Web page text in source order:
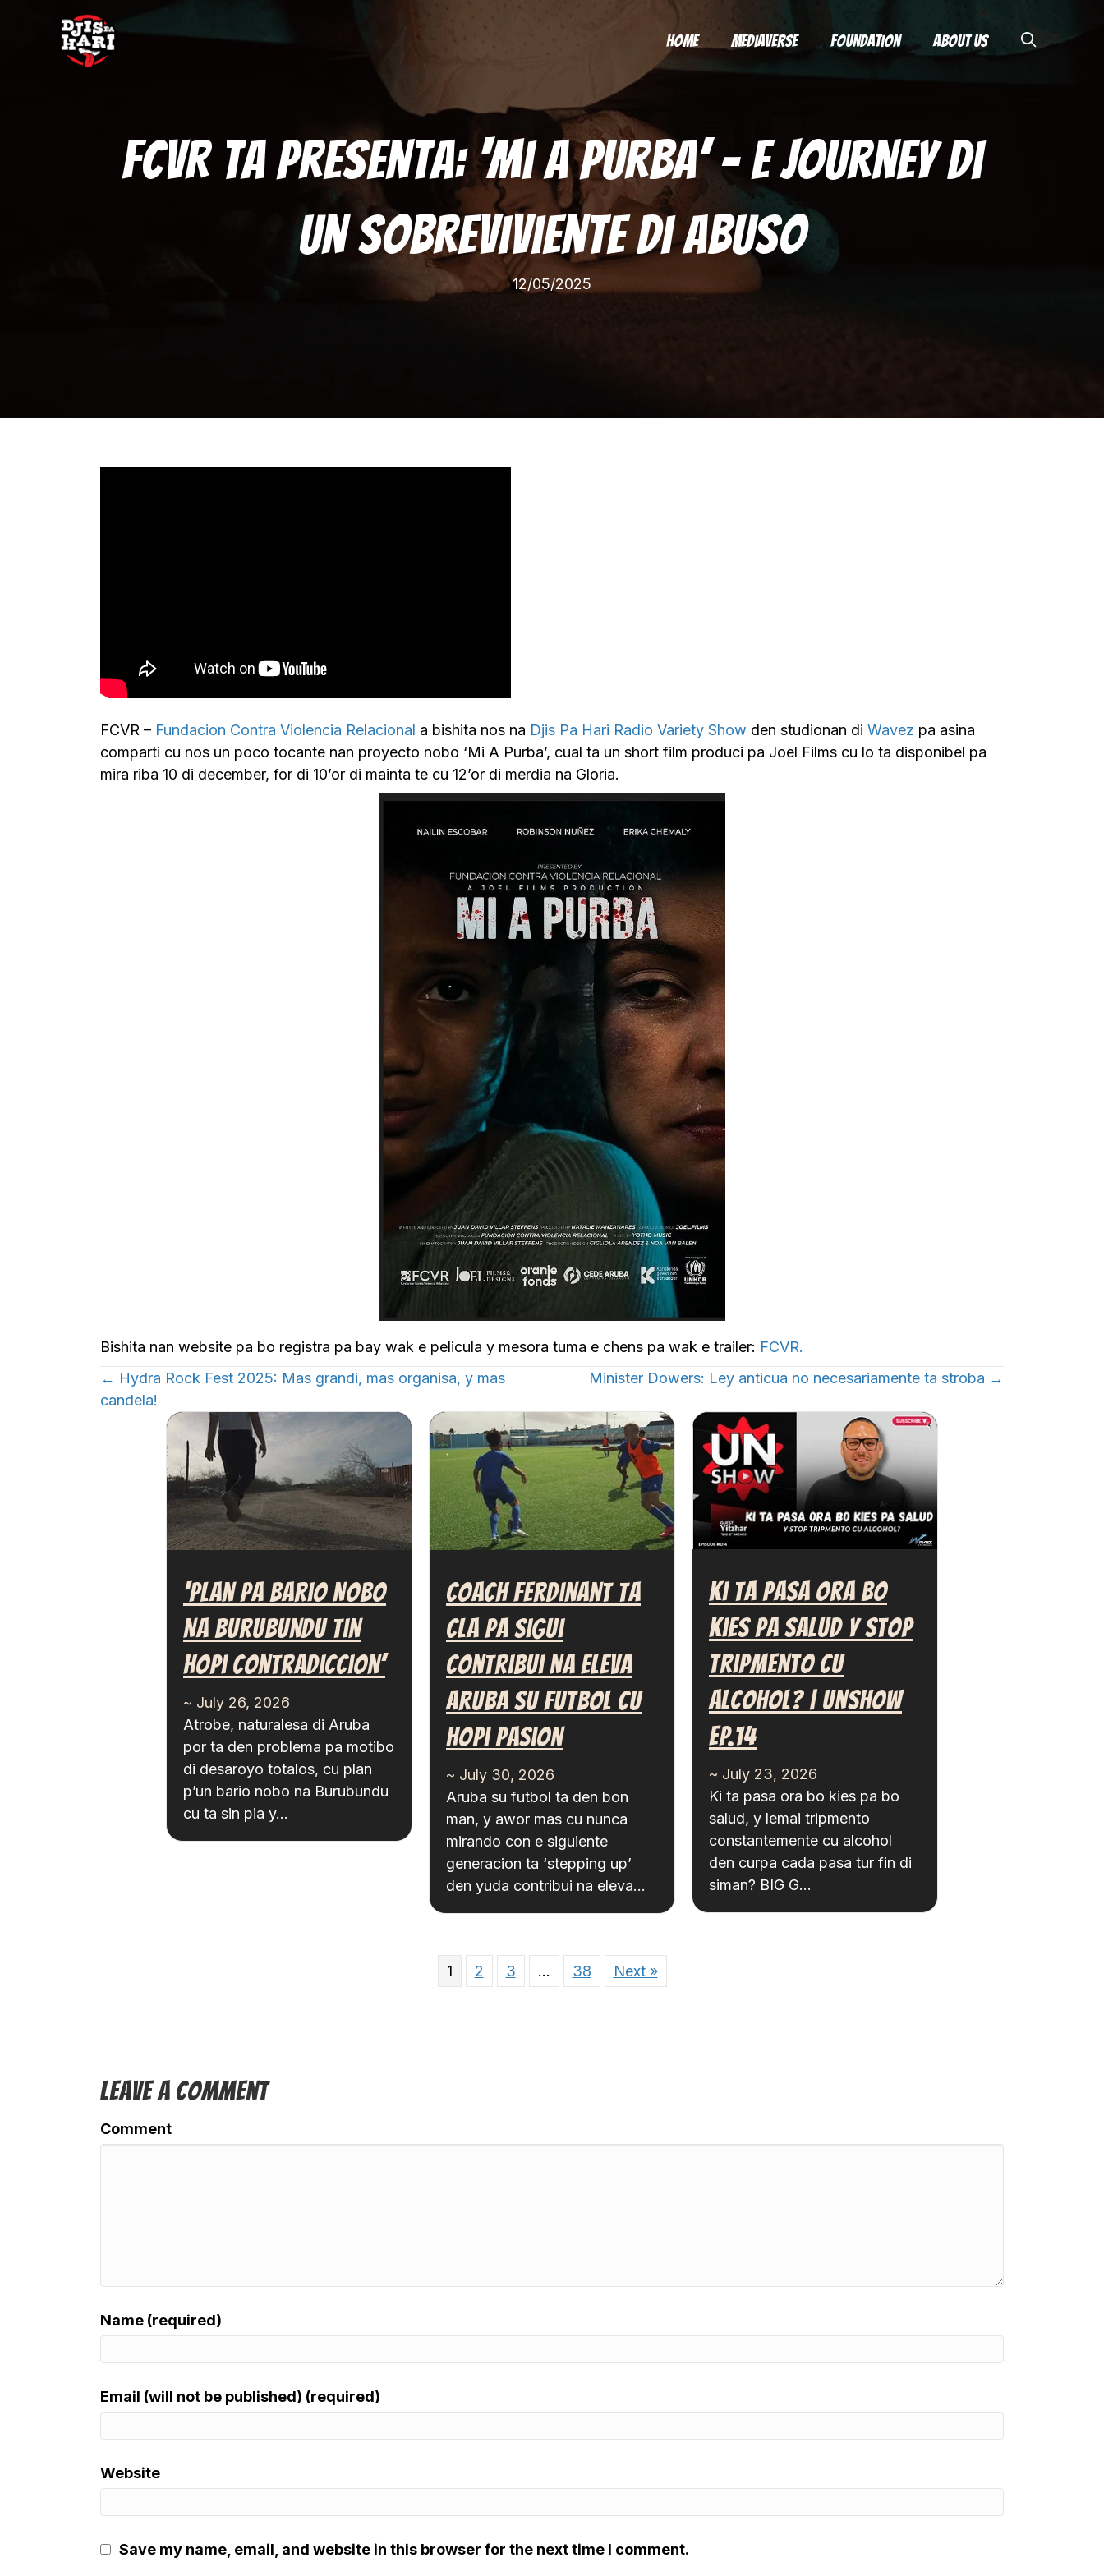
Home Mediaverse Foundation About Us
FCVR Ta Presenta: ‘Mi A Purba’ – E Journey Di
Un Sobreviviente Di Abuso
12/05/2025
FCVR – Fundacion Contra Violencia Relacional a bishita nos na Djis Pa Hari Radio Variety Show den studionan di Wavez pa asina
comparti cu nos un poco tocante nan proyecto nobo ‘Mi A Purba’, cual ta un short film produci pa Joel Films cu lo ta disponibel pa
mira riba 10 di december, for di 10’or di mainta te cu 12’or di merdia na Gloria.
Bishita nan website pa bo registra pa bay wak e pelicula y mesora tuma e chens pa wak e trailer: FCVR.
Posts
Navigation
← Hydra Rock Fest 2025: Mas grandi, mas organisa, y mas
candela!
Minister Dowers: Ley anticua no necesariamente ta stroba →
‘Plan Pa Bario Nobo
Na Burubundu Tin
Hopi Contradiccion’
~ July 26, 2026
Atrobe, naturalesa di Aruba
por ta den problema pa motibo
di desaroyo totalos, cu plan
p’un bario nobo na Burubundu
cu ta sin pia y…
Coach Ferdinant Ta
Cla Pa Sigui
Contribui Na Eleva
Aruba Su Futbol Cu
Hopi Pasion
~ July 30, 2026
Aruba su futbol ta den bon
man, y awor mas cu nunca
mirando con e siguiente
generacion ta ‘stepping up’
den yuda contribui na eleva…
Ki Ta Pasa Ora Bo
Kies Pa Salud Y Stop
Tripmento Cu
Alcohol? | UNSHOW
EP.14
~ July 23, 2026
Ki ta pasa ora bo kies pa bo
salud, y lemai tripmento
constantemente cu alcohol
den curpa cada pasa tur fin di
siman? BIG G…
1 2 3 … 38 Next »
Leave A Comment
Comment
Name (required)
Email (will not be published) (required)
Website
Save my name, email, and website in this browser for the next time I comment.